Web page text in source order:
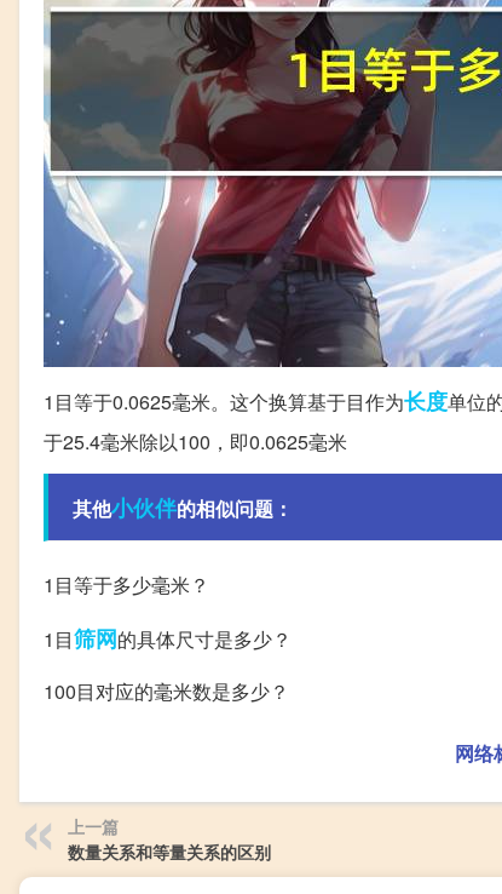
1目等于0.0625毫米。这个换算基于目作为长度单位
于25.4毫米除以100，即0.0625毫米
其他小伙伴的相似问题：
1目等于多少毫米？
1目筛网的具体尺寸是多少？
100目对应的毫米数是多少？
网络
上一篇
数量关系和等量关系的区别